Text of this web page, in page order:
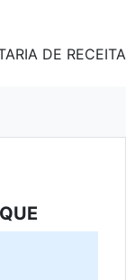
DE RECEITA